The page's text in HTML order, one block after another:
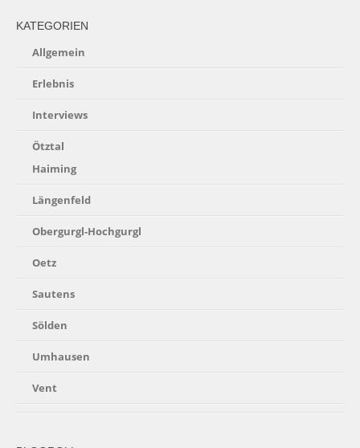
KATEGORIEN
Allgemein
Erlebnis
Interviews
Ötztal
Haiming
Längenfeld
Obergurgl-Hochgurgl
Oetz
Sautens
Sölden
Umhausen
Vent